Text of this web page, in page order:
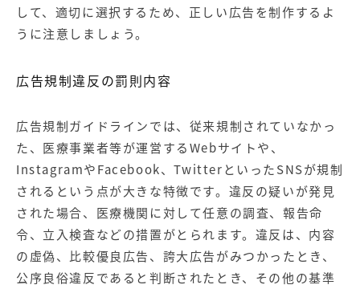
して、適切に選択するため、正しい広告を制作するよ
うに注意しましょう。
広告規制違反の罰則内容
広告規制ガイドラインでは、従来規制されていなかっ
た、医療事業者等が運営するWebサイトや、
InstagramやFacebook、TwitterといったSNSが規制
されるという点が大きな特徴です。違反の疑いが発見
された場合、医療機関に対して任意の調査、報告命
令、立入検査などの措置がとられます。違反は、内容
の虚偽、比較優良広告、誇大広告がみつかったとき、
公序良俗違反であると判断されたとき、その他の基準